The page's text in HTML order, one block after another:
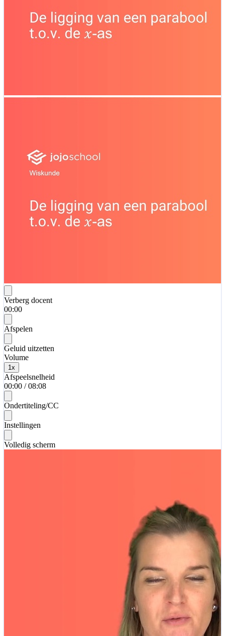
Verberg docent
00:00
Afspelen
Geluid uitzetten
Volume
1 x
Afspeelsnelheid
00:00 / 08:08
Ondertiteling/CC
Instellingen
Volledig scherm